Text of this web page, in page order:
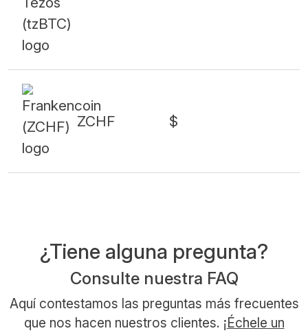
ZCHF $
¿Tiene alguna pregunta?
Consulte nuestra FAQ
Aquí contestamos las preguntas más frecuentes
que nos hacen nuestros clientes. ¡Échele un